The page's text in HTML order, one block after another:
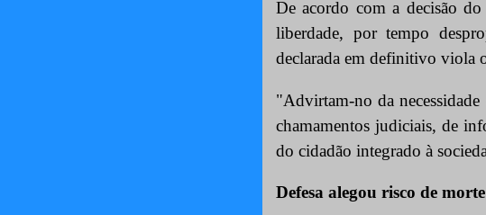
De acordo com a decisão
liberdade, por tempo
declarada em definitivo viola
"Advirtam-no da
chamamentos judiciais, de
do cidadão integrado à
Defesa alegou risco de morte